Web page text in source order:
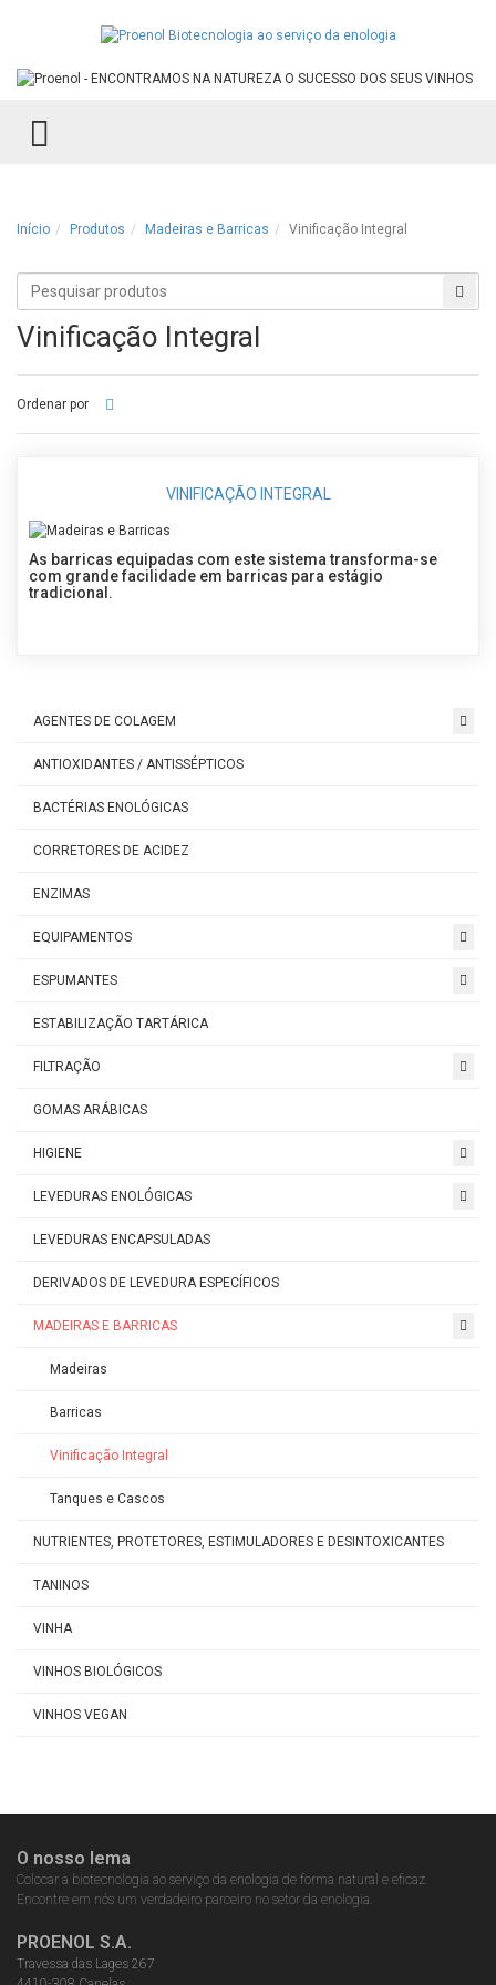
TOGGLE MENU
Início Produtos Madeiras e Barricas Vinificação Integral
Procurar
produtos
Vinificação Integral
Ordenar por
VINIFICAÇÃO INTEGRAL
As barricas equipadas com este sistema transforma-se
com grande facilidade em barricas para estágio
tradicional.
AGENTES DE COLAGEM
ANTIOXIDANTES / ANTISSÉPTICOS
BACTÉRIAS ENOLÓGICAS
CORRETORES DE ACIDEZ
ENZIMAS
EQUIPAMENTOS
ESPUMANTES
ESTABILIZAÇÃO TARTÁRICA
FILTRAÇÃO
GOMAS ARÁBICAS
HIGIENE
LEVEDURAS ENOLÓGICAS
LEVEDURAS ENCAPSULADAS
DERIVADOS DE LEVEDURA ESPECÍFICOS
MADEIRAS E BARRICAS
Madeiras
Barricas
Vinificação Integral
Tanques e Cascos
NUTRIENTES, PROTETORES, ESTIMULADORES E DESINTOXICANTES
TANINOS
VINHA
VINHOS BIOLÓGICOS
VINHOS VEGAN
O nosso lema
Colocar a biotecnologia ao serviço da enologia de forma natural e eficaz.
Encontre em nós um verdadeiro parceiro no setor da enologia.
PROENOL S.A.
Travessa das Lages 267